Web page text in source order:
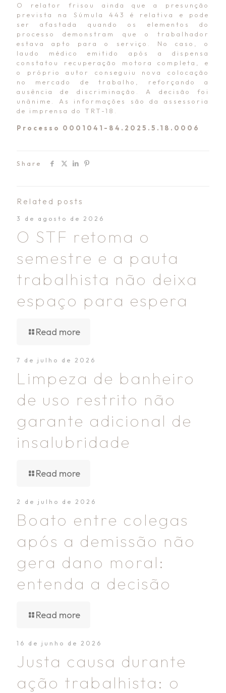
O relator frisou ainda que a presunção
prevista na Súmula 443 é relativa e pode
ser afastada quando os elementos do
processo demonstram que o trabalhador
estava apto para o serviço. No caso, o
laudo médico emitido após a dispensa
constatou recuperação motora completa, e
o próprio autor conseguiu nova colocação
no mercado de trabalho, reforçando a
ausência de discriminação. A decisão foi
unânime. As informações são da assessoria
de imprensa do TRT-18.
Processo 0001041-84.2025.5.18.0006
Share
Related posts
3 de agosto de 2026
O STF retoma o
semestre e a pauta
trabalhista não deixa
espaço para espera
Read more
7 de julho de 2026
Limpeza de banheiro
de uso restrito não
garante adicional de
insalubridade
Read more
2 de julho de 2026
Boato entre colegas
após a demissão não
gera dano moral:
entenda a decisão
Read more
16 de junho de 2026
Justa causa durante
ação trabalhista: o